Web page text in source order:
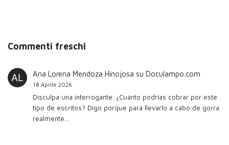
Commenti freschi
Ana Lorena Mendoza Hinojosa su Doculampo.com
18 Aprile 2026
Disculpa una interrogante. ¿Cuánto podrías cobrar por este
tipo de escritos? Digo porque para llevarlo a cabo de gorra
realmente…